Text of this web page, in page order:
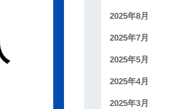
2025年8月
2025年7月
2025年5月
2025年4月
2025年3月